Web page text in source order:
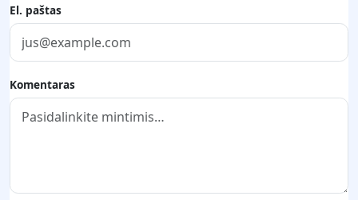
El. paštas
Komentaras